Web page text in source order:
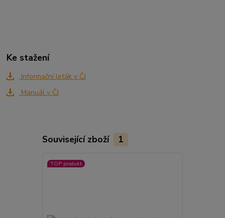
Ke stažení
Informační leták v ČJ
Manuál v ČJ
Související zboží 1
TOP produkt